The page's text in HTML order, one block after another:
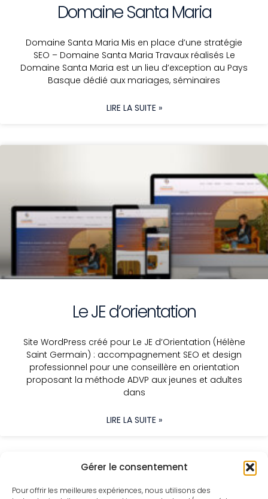
Gérer le consentement
Pour offrir les meilleures expériences, nous utilisons des
Domaine Santa Maria
Domaine Santa Maria Mis en place d’une stratégie
SEO – Domaine Santa Maria Travaux réalisés Le
Domaine Santa Maria est un lieu d’exception au Pays
Basque dédié aux mariages, séminaires
LIRE LA SUITE »
Le JE d’orientation
Site WordPress créé pour Le JE d’Orientation (Hélène
Saint Germain) : accompagnement SEO et design
professionnel pour une conseillère en orientation
proposant la méthode ADVP aux jeunes et adultes
dans
LIRE LA SUITE »